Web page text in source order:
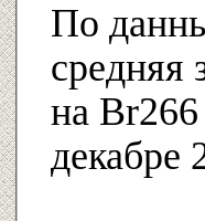
По
средняя
на
декабре